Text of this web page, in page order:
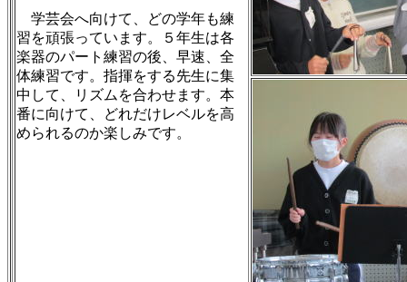
学芸会へ向けて、どの学年も練
習を頑張っています。５年生は各
楽器のパート練習の後、早速、全
体練習です。指揮をする先生に集
中して、リズムを合わせます。本
番に向けて、どれだけレベルを高
められるのか楽しみです。